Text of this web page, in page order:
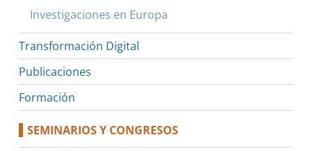
Investigaciones en Europa
Transformación Digital
Publicaciones
Formación
SEMINARIOS Y CONGRESOS